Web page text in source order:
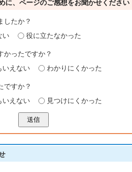
に、ページのご感想をお聞かせください
したか？
い 役に立たなかった
かったですか？
いえない わかりにくかった
ですか？
いえない 見つけにくかった
送信